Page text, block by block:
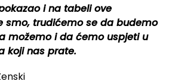
i na tabeli ove
smo, trudićemo se da budemo
možemo i da ćemo uspjeti u
koji nas prate.